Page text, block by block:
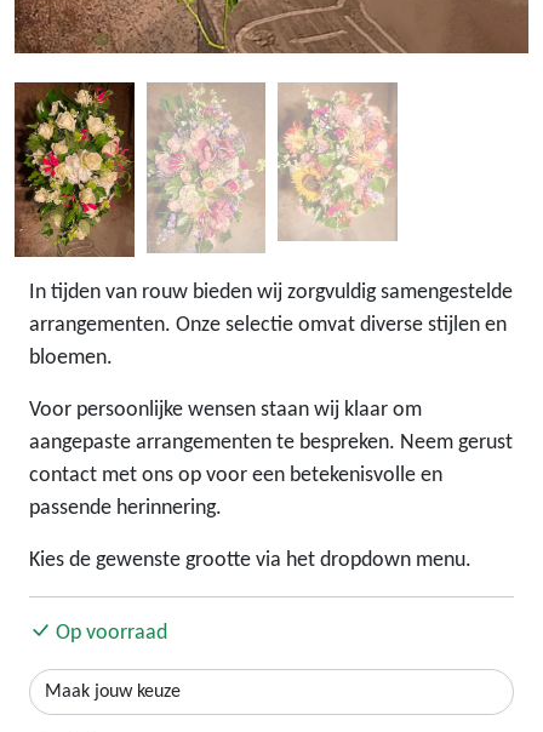
In tijden van rouw bieden wij zorgvuldig samengestelde
arrangementen. Onze selectie omvat diverse stijlen en
bloemen.
Voor persoonlijke wensen staan wij klaar om
aangepaste arrangementen te bespreken. Neem gerust
contact met ons op voor een betekenisvolle en
passende herinnering.
Kies de gewenste grootte via het dropdown menu.
Op voorraad